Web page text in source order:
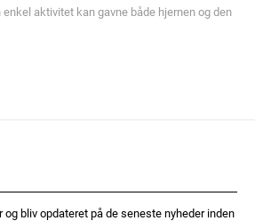
enkel aktivitet kan gavne både hjernen og den
og bliv opdateret på de seneste nyheder inden